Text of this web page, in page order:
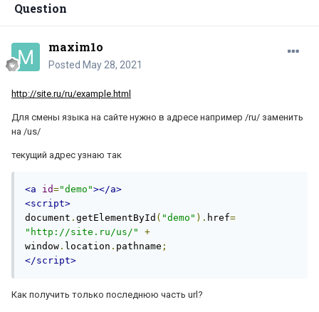
Question
maxim1o
Posted May 28, 2021
http://site.ru/ru/example.html
Для смены языка на сайте нужно в адресе например /ru/ заменить
на /us/
текущий адрес узнаю так
<a id="demo"></a>
<script>
document . getElementById ( "demo" ). href=
"http://site.ru/us/"
+
window . location . pathname ;
</script>
Как получить только последнюю часть url?